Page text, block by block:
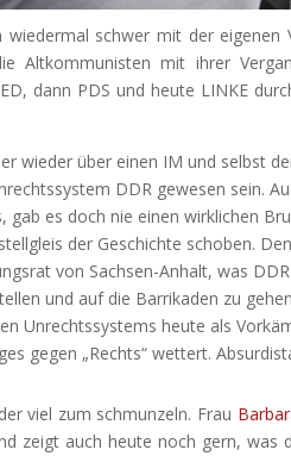
schwer mit der eigenen
Altkommunisten mit ihrer
dann PDS und heute LINKE
wieder über einen IM und selbst
DDR gewesen sein.
gab es doch nie einen wirklichen
der Geschichte schoben.
von Sachsen-Anhalt, was
und auf die Barrikaden zu
Unrechtssystems heute als
gegen „Rechts“ wettert.
viel zum schmunzeln. Frau
zeigt auch heute noch gern, was